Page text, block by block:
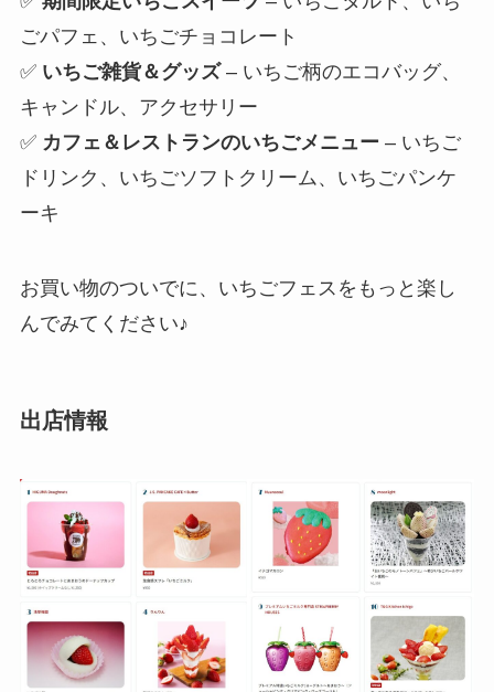
ごパフェ、いちごチョコレート
✅ いちご雑貨＆グッズ– いちご柄のエコバッグ、
キャンドル、アクセサリー
✅ カフェ＆レストランのいちごメニュー – いちご
ドリンク、いちごソフトクリーム、いちごパンケ
ーキ
お買い物のついでに、いちごフェスをもっと楽し
んでみてください♪
出店情報